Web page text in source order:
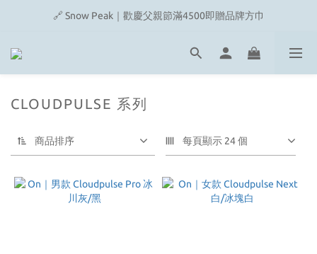
🔗 Snow Peak｜歡慶父親節滿4500即贈品牌方巾
🔗 Snow Peak｜歡慶父親節滿4500即贈品牌方巾
🎉On/HOKA 新品陸續上架
🔗 Snow Peak｜歡慶父親節滿4500即贈品牌方巾
CLOUDPULSE 系列
商品排序 每頁顯示 24 個